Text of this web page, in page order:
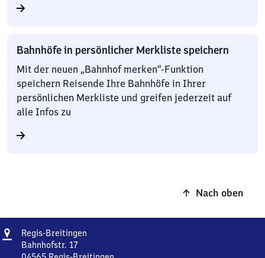
Bahnhöfe in persönlicher Merkliste speichern
Mit der neuen „Bahnhof merken“-Funktion
speichern Reisende Ihre Bahnhöfe in Ihrer
persönlichen Merkliste und greifen jederzeit auf
alle Infos zu
Nach oben
Adresse
Regis-Breitingen
Bahnhofstr. 17